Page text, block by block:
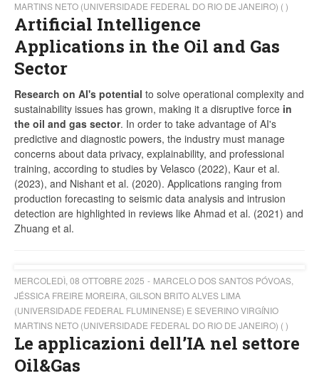
MARTINS NETO (UNIVERSIDADE FEDERAL DO RIO DE JANEIRO) ( )
Artificial Intelligence
Applications in the Oil and Gas
Sector
Research on AI's potential to solve operational complexity and
sustainability issues has grown, making it a disruptive force in
the oil and gas sector. In order to take advantage of AI's
predictive and diagnostic powers, the industry must manage
concerns about data privacy, explainability, and professional
training, according to studies by Velasco (2022), Kaur et al.
(2023), and Nishant et al. (2020). Applications ranging from
production forecasting to seismic data analysis and intrusion
detection are highlighted in reviews like Ahmad et al. (2021) and
Zhuang et al.
MERCOLEDÌ, 08 OTTOBRE 2025
MARCELO DOS SANTOS PÓVOAS,
JÉSSICA FREIRE MOREIRA, GILSON BRITO ALVES LIMA
(UNIVERSIDADE FEDERAL FLUMINENSE) E SEVERINO VIRGÍNIO
MARTINS NETO (UNIVERSIDADE FEDERAL DO RIO DE JANEIRO) ( )
Le applicazioni dell’IA nel settore
Oil&Gas